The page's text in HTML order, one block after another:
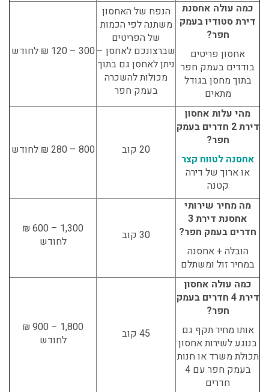
כמה עולה אחסנת
דירת סטודיו בעמק
חפר?
אחסון פריטים
בודדים בעמק חפר
בתוך מחסן בגודל
מתאים
הנפח של האחסון
משתנה לפי הכמות
של הפריטים
שברצונכם לאחסן –
ניתן לאחסן גם בתוך
מכולות להשכרה
בעמק חפר
300 – 120 ₪ לחודש
מהי עלות אחסון
דירת 2 חדרים בעמק
חפר?
אחסנה לטווח קצר
או ארוך של דירה
קטנה
20 קוב 800 – 280 ₪ לחודש
מה מחיר שירותי
אחסנת דירת 3
חדרים בעמק חפר?
הובלה + אחסנה
במחיר זול ומשתלם
30 קוב
1,300 – 600 ₪
לחודש
כמה עולה אחסון
דירת 4 חדרים בעמק
חפר?
אותו מחיר תקף גם
בנוגע לשירותאחסון
תכולת משרד או חנות
בעמק חפר
עם 4
חדרים
45 קוב
1,800 – 900 ₪
לחודש